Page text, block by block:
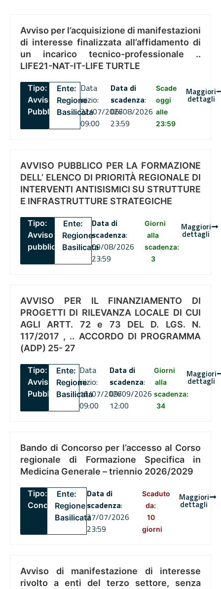
Avviso per l’acquisizione di manifestazioni
di interesse finalizzata all’affidamento di
un incarico tecnico-professionale ..
LIFE21-NAT-IT-LIFE TURTLE
Tipo:
Avviso
Pubblico
Ente:
Regione
Basilicata
Data
inizio:
22/07/2026
09:00
Data di
scadenza:
06/08/2026
23:59
Scade
oggi
alle
23:59
Maggiori
dettagli
AVVISO PUBBLICO PER LA FORMAZIONE
DELL’ ELENCO DI PRIORITÀ REGIONALE DI
INTERVENTI ANTISISMICI SU STRUTTURE
E INFRASTRUTTURE STRATEGICHE
Tipo:
Avviso
pubblico
Ente:
Regione
Basilicata
Data di
scadenza:
09/08/2026
23:59
Giorni
alla
scadenza:
3
Maggiori
dettagli
AVVISO PER IL FINANZIAMENTO DI
PROGETTI DI RILEVANZA LOCALE DI CUI
AGLI ARTT. 72 e 73 DEL D. LGS. N.
117/2017 , .. ACCORDO DI PROGRAMMA
(ADP) 25- 27
Tipo:
Avviso
Pubblico
Ente:
Regione
Basilicata
Data
inizio:
16/07/2026
09:00
Data di
scadenza:
09/09/2026
12:00
Giorni
alla
scadenza:
34
Maggiori
dettagli
Bando di Concorso per l’accesso al Corso
regionale di Formazione Specifica in
Medicina Generale – triennio 2026/2029
Tipo:
Concorsi
Ente:
Regione
Basilicata
Data di
scadenza:
27/07/2026
23:59
Scaduto
da:
10
giorni
Maggiori
dettagli
Avviso di manifestazione di interesse
rivolto a enti del terzo settore, senza